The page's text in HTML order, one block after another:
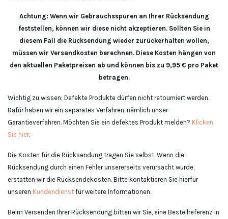
Achtung: Wenn wir Gebrauchsspuren an Ihrer Rücksendung
feststellen, können wir diese nicht akzeptieren. Sollten Sie in
diesem Fall die Rücksendung wieder zurückerhalten wollen,
müssen wir Versandkosten berechnen. Diese Kosten hängen von
den aktuellen Paketpreisen ab und können bis zu 9,95 € pro Paket
betragen.
Wichtig zu wissen: Defekte Produkte dürfen nicht retourniert werden.
Dafür haben wir ein separates Verfahren, nämlich unser
Garantieverfahren. Möchten Sie ein defektes Produkt melden? Klicken
Sie hier.
Die Kosten für die Rücksendung tragen Sie selbst. Wenn die
Rücksendung durch einen Fehler unsererseits verursacht wurde,
erstatten wir die Rücksendekosten. Bitte kontaktieren Sie hierfür
unseren Kundendienst für weitere Informationen.
Beim Versenden Ihrer Rücksendung bitten wir Sie, eine Bestellreferenz in